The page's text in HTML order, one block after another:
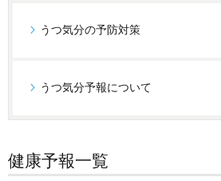
うつ気分の予防対策
うつ気分予報について
健康予報一覧